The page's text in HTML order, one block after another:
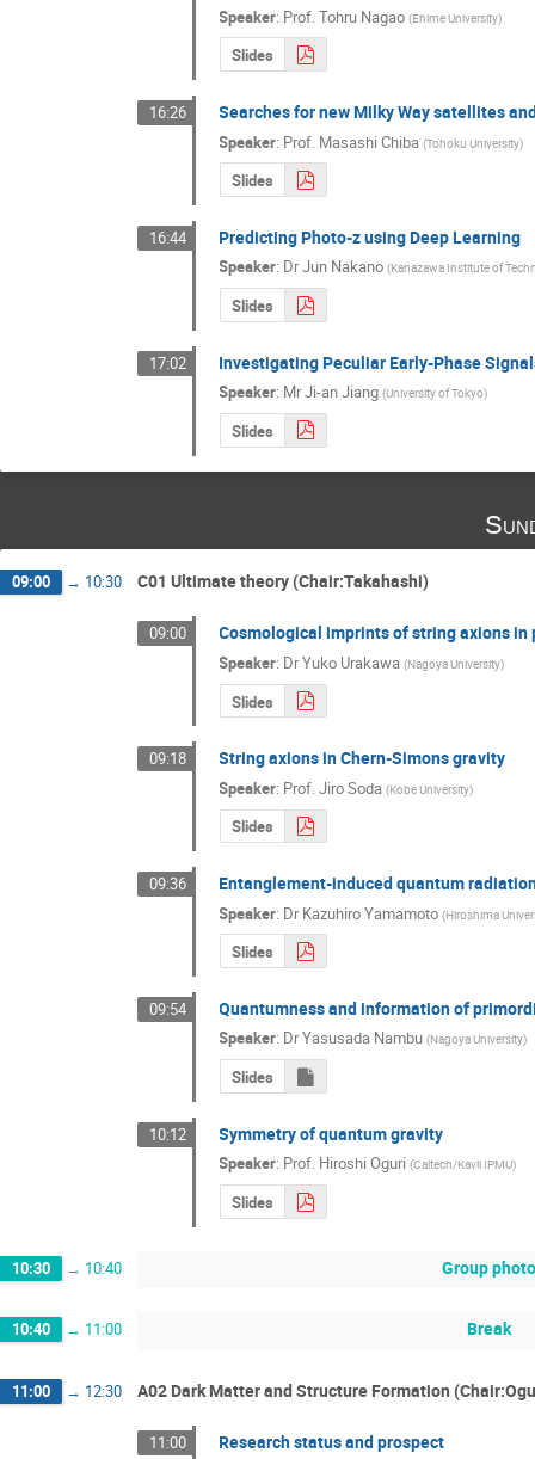
Speaker: Prof.Tohru Nagao (Ehime University)
Slides
16:26 Searches for new Milky Way satellites
Speaker: Prof. Masashi Chiba (Tohoku University)
Slides
16:44 Predicting Photo-z using Deep Learning
Speaker: DrJun Nakano (Kanazawa Institute of
Slides
17:02 Investigating Peculiar Early-Phase
Speaker: MrJi-an Jiang (University of Tokyo)
Slides
09:00 → 10:30 C01 Ultimate theory (Chair:Takahashi)
09:00 Cosmological imprints of string axions in
Speaker: DrYuko Urakawa (Nagoya University)
Slides
09:18 String axions in Chern-Simons gravity
Speaker: Prof.Jiro Soda (Kobe University)
Slides
09:36 Entanglement-induced quantum
Speaker: DrKazuhiro Yamamoto (Hiroshima
Slides
09:54 Quantumness and information of
Speaker: DrYasusada Nambu (Nagoya University)
Slides
10:12 Symmetry of quantum gravity
Speaker: Prof. Hiroshi Oguri (Caltech/Kavli IPMU)
Slides
10:30 → 10:40 Group photo
10:40 → 11:00 Break
11:00 → 12:30 A02 Dark Matter and Structure Formation
11:00 Research status and prospect